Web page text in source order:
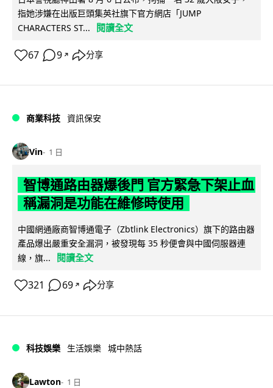
指她涉嫌在出版巨頭集英社旗下官方網店「JUMP
CHARACTERS ST...
閱讀全文
67 9 ↗ 分享
商業科技 資訊保安
Vin 1 日
智博通路由器爆後門 官方緊急下架止血
稱漏洞是功能在維修時使用
中國網通廠商智博通電子（Zbtlink Electronics）旗下的路由器
產品爆出嚴重安全漏洞，被發現每 35 秒便會與中國伺服器連
線，旗...
閱讀全文
321 69 ↗ 分享
科技娛樂 生活娛樂 城中熱話
Lawton 1 日